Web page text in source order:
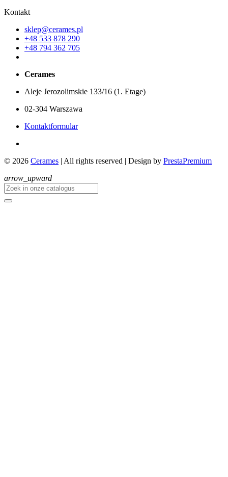
Kontakt
sklep@cerames.pl
+48 533 878 290
+48 794 362 705
Cerames
Aleje Jerozolimskie 133/16 (1. Etage)
02-304 Warszawa
Kontaktformular
© 2026 Cerames | All rights reserved | Design by PrestaPremium
arrow_upward